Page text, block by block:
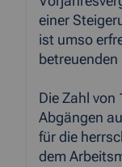
einer
ist umso
Die Zahl
Abgängen
für die
dem